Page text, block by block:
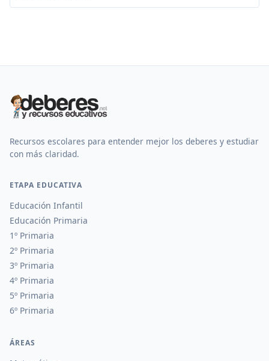
Recursos escolares para entender mejor los deberes y estudiar
con más claridad.
ETAPA EDUCATIVA
Educación Infantil
Educación Primaria
1º Primaria
2º Primaria
3º Primaria
4º Primaria
5º Primaria
6º Primaria
ÁREAS